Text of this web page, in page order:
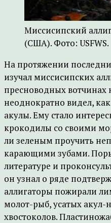
Миссисипский
(США). Фото: USFWS.
На протяжении
изучал миссисипских
пресноводных
неоднократно видел,
акулы. Ему стало
крокодилы со своими
ли зеленым проучить
карающими зубами.
литературе и
он узнал о ряде
аллигаторы пожирали
молот-рыб, усатых акул-
хвостоколов.